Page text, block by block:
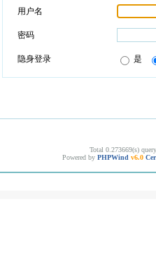
用户名
密码
隐身登录 是
Total 0.273669(s)
Powered by PHPWind v6.0